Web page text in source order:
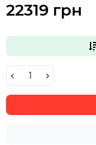
22319 грн